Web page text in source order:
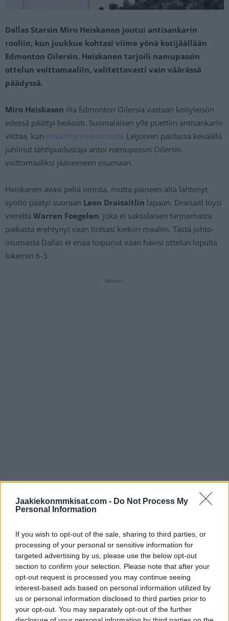
Jaakiekonmmkisat.com - Do Not Process My
Personal Information
If you wish to opt-out of the sale, sharing to third parties, or
processing of your personal or sensitive information for
targeted advertising by us, please use the below opt-out
section to confirm your selection. Please note that after your
opt-out request is processed you may continue seeing
interest-based ads based on personal information utilized by
us or personal information disclosed to third parties prior to
your opt-out. You may separately opt-out of the further
Dallas Starsin Miro Heiskanen joutui antisankarin
rooliin, kun joukkue kohtasi viime yönä kotijäällään
Edmonton Oilersin. Heiskanen tarjoili namupassin
ottelun voittomaaliin, valitettavasti vain väärässä
päädyssä.
Miro Heiskasen ilta Edmonton Oilersia vastaan kotiyleisön
edessä päättyi heikosti. Suomalaisen ylle puettiin antisankarin
viittaa, kun maailmanmestaruutta Leijonien paidassa keväällä
juhlinut tähtipuolustaja antoi namupassin Oilersin
voittomaaliksi jääneeseen osumaan.
Heiskanen avasi peliä omista, mutta paineen alta lähtenyt
syöttö päätyi suoraan Leon Draisaitlin lapaan. Draisaitl löysi
viereltä Warren Foegelen, joka ei saksalaisen tarjoamasta
paikasta erehtynyt vaan tinttasi kiekon maaliin. Tästä johto-
osumasta Dallas ei enää toipunut vaan hävisi ottelun lopulta
lukemin 6-3.
Mainos:
Miro Heiskanen tarjoilee namupassin
vastustajan voittomaaliin
https://twitter.com/Sportsnet/status/1605792546134925312
Jos twiitti ei näy laitteellasi voit katsoa sen suoraanTwitteristä